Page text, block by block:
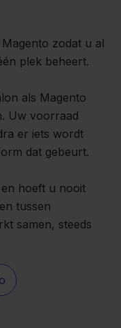
zodat u al
plek beheert.
als Magento
Uw voorraad
er iets wordt
dat gebeurt.
hoeft u nooit
tussen
samen, steeds